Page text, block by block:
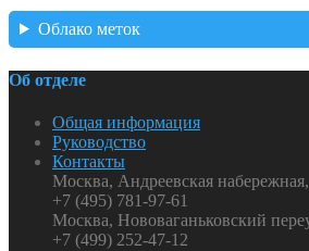
Облако меток
Об отделе
Общая информация
Руководство
Контакты
Москва, Андреевская
+7 (495) 781-97-61
Москва, Нововаганьковский
+7 (499) 252-47-12